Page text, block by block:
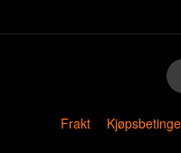
Frakt